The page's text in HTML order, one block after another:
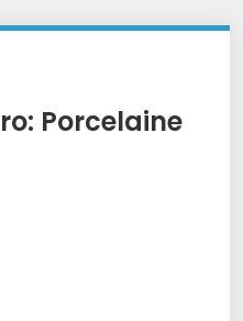
Porcelaine